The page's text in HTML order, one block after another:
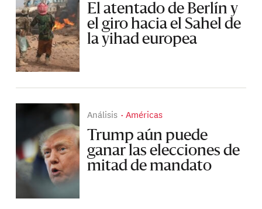
El atentado de Berlín y
el giro hacia el Sahel de
la yihad europea
Análisis Américas
Trump aún puede
ganar las elecciones de
mitad de mandato